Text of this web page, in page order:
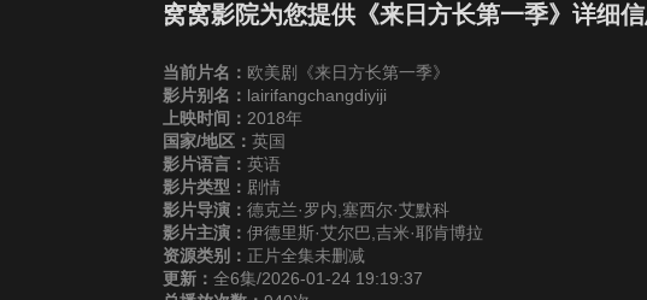
窝窝影院为您提供《来日方长第一季》详细
当前片名： 欧美剧《来日方长第一季》
影片别名： lairifangchangdiyiji
上映时间： 2018年
国家/地区： 英国
影片语言： 英语
影片类型： 剧情
影片导演： 德克兰·罗内,塞西尔·艾默科
影片主演： 伊德里斯·艾尔巴,吉米·耶肯博拉
资源类别： 正片全集未删减
更新： 全6集/2026-01-24 19:19:37